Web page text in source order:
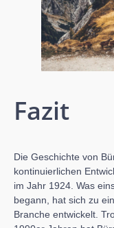
Fazit
Die Geschichte von
kontinuierlichen
im Jahr 1924. Was
begann, hat sich zu
Branche entwickelt.